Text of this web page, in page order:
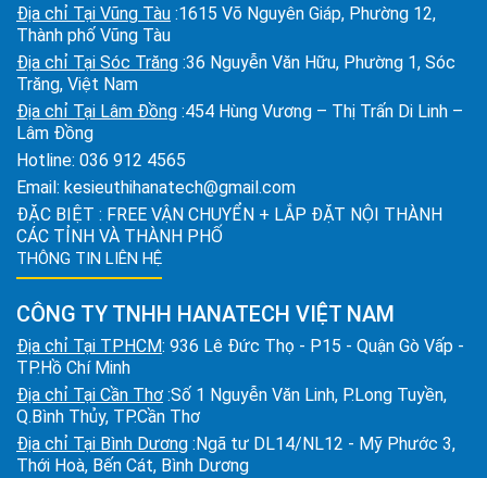
Địa chỉ Tại Vũng Tàu :1615 Võ Nguyên Giáp, Phường 12,
Thành phố Vũng Tàu
Địa chỉ Tại Sóc Trăng :36 Nguyễn Văn Hữu, Phường 1, Sóc
Trăng, Việt Nam
Địa chỉ Tại Lâm Đồng :454 Hùng Vương – Thị Trấn Di Linh –
Lâm Đồng
Hotline: 036 912 4565
Email: kesieuthihanatech@gmail.com
ĐẶC BIỆT : FREE VẬN CHUYỂN + LẮP ĐẶT NỘI THÀNH
CÁC TỈNH VÀ THÀNH PHỐ
THÔNG TIN LIÊN HỆ
CÔNG TY TNHH HANATECH VIỆT NAM
Địa chỉ Tại TPHCM: 936 Lê Đức Thọ - P15 - Quận Gò Vấp -
TP.Hồ Chí Minh
Địa chỉ Tại Cần Thơ :Số 1 Nguyễn Văn Linh, P.Long Tuyền,
Q.Bình Thủy, TP.Cần Thơ
Địa chỉ Tại Bình Dương :Ngã tư DL14/NL12 - Mỹ Phước 3,
Thới Hoà, Bến Cát, Bình Dương